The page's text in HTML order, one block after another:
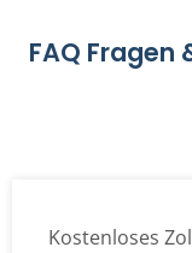
FAQ
Kostenloses